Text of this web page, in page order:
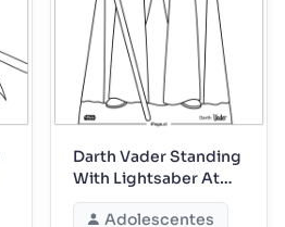
Darth Vader Standing
With Lightsaber At
Side
Adolescentes